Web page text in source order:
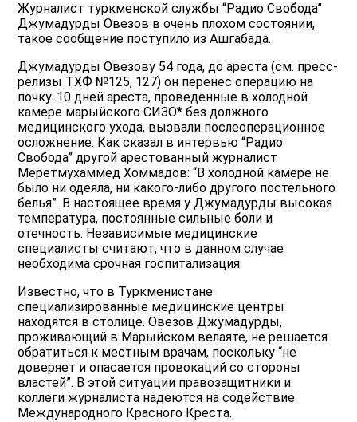
Журналист туркменской службы “Радио Свобода”
Джумадурды Овезов в очень плохом состоянии,
такое сообщение поступило из Ашгабада.
Джумадурды Овезову 54 года, до ареста (см. пресс-
релизы ТХФ №125, 127) он перенес операцию на
почку. 10 дней ареста, проведенные в холодной
камере марыйского СИЗО* без должного
медицинского ухода, вызвали послеоперационное
осложнение. Как сказал в интервью “Радио
Свобода” другой арестованный журналист
Меретмухаммед Хоммадов: “В холодной камере не
было ни одеяла, ни какого-либо другого постельного
белья”. В настоящее время у Джумадурды высокая
температура, постоянные сильные боли и
отечность. Независимые медицинские
специалисты считают, что в данном случае
необходима срочная госпитализация.
Известно, что в Туркменистане
специализированные медицинские центры
находятся в столице. Овезов Джумадурды,
проживающий в Марыйском велаяте, не решается
обратиться к местным врачам, поскольку “не
доверяет и опасается провокаций со стороны
властей”. В этой ситуации правозащитники и
коллеги журналиста надеются на содействие
Международного Красного Креста.